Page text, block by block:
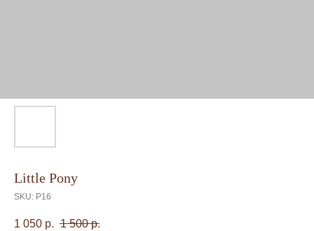
Little Pony
SKU: P16
1 050 р. 1 500 р.